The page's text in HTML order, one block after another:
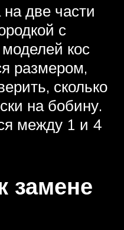
две части
с
кос
размером,
сколько
на бобину.
между 1 и 4
замене